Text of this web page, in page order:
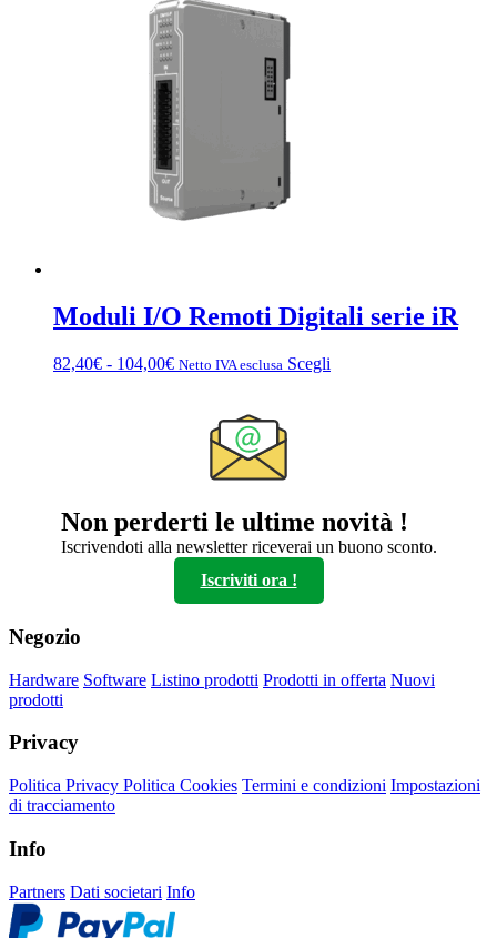
Moduli I/O Remoti Digitali serie iR
82,40€ - 104,00€Fascia
82,40€
104,00€
Netto IVA esclusa Scegli
essere
scelte
Non perderti le ultime novità !
Iscrivendoti alla newsletter riceverai un buono sconto.
Iscriviti ora !
Negozio
Hardware Software Listino prodotti Prodotti in offerta Nuovi
prodotti
Privacy
Politica Privacy Politica Cookies Termini e condizioni Impostazioni
di tracciamento
Info
Partners Dati societari Info